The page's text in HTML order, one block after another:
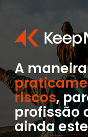
A
riscos,
profissão
ainda